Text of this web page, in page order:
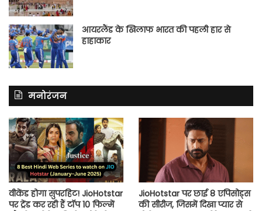
आयरलैंड के खिलाफ भारत की पहली हार से
हाहाकार
मनोरंजन
वीकेंड होगा सुपरहिट! JioHotstar
पर ट्रेंड कर रही हैं टॉप 10 फिल्में
JioHotstar पर छाई 8 एपिसोड्स
की सीरीज, जिसमें दिखा प्यार से